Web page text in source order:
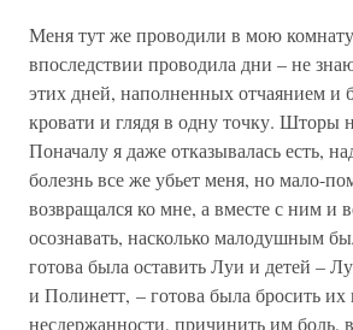
Меня тут же проводили в мою
впоследствии проводила дни – не
этих дней, наполненных отчаянием и
кровати и глядя в одну точку. Шторы
Поначалу я даже отказывалась есть,
болезнь все же убьет меня, но мало-
возвращался ко мне, а вместе с ним и
осознавать, насколько малодушным
готова была оставить Луи и детей –
и Полинетт, – готова была бросить их
несдержанности, причинить им боль,